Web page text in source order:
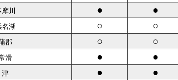
摩川 ● ●
名湖 ○ ○
郡 ○ ○
滑 ● ●
津 ● ●